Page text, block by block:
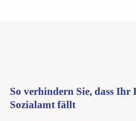
So verhindern Sie, dass Ihr
Sozialamt fällt